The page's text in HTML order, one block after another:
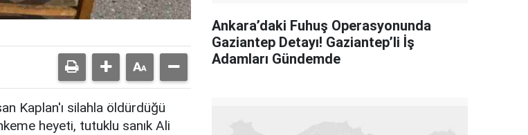
Kaplan'ı silahla öldürdüğü
heyeti, tutuklu sanık Ali
Ankara’daki Fuhuş Operasyonunda
Gaziantep Detayı! Gaziantep’li İş
Adamları Gündemde